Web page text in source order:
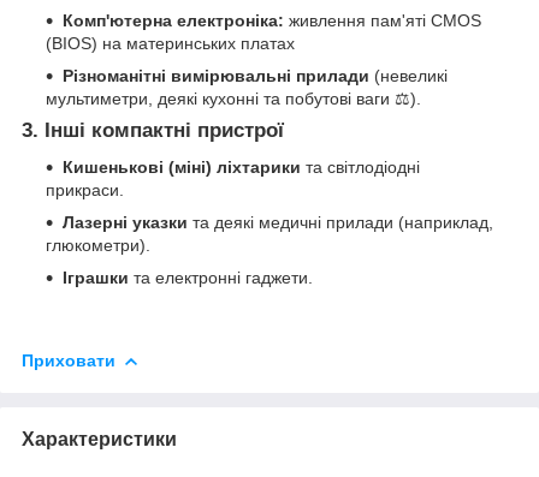
Комп'ютерна електроніка: живлення пам'яті CMOS
(BIOS) на материнських платах
Різноманітні вимірювальні прилади (невеликі
мультиметри, деякі кухонні та побутові ваги ⚖️).
3. Інші компактні пристрої
Кишенькові (міні) ліхтарики та світлодіодні
прикраси.
Лазерні указки та деякі медичні прилади (наприклад,
глюкометри).
Іграшки та електронні гаджети.
Приховати
Характеристики